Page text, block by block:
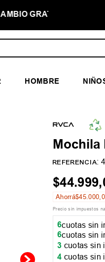
HOMBRE
Mochila
REFERENCIA:
$44.999,
Ahorrá$45.000,
Precio sin impuestos
6cuotas sin
6cuotas sin
3 cuotas sin
4 cuotas sin